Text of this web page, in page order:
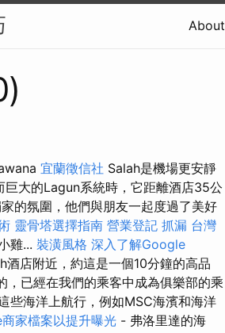
About
宜蘭徵信社 Salah是機場更安靜
巨大的Lagun系統時，它距離酒店35公
的氛圍，他們與朋友一起度過了美好
靈骨塔選擇指南 營業登記 抓漏 台灣
雞... 裝潢風格 深入了解Google
酒店附近，約這是一個10分鐘的高品
，已經在我們的乘客中成為俱樂部的乘
些海洋上航行，例如MSC海濱和海洋
家檔案以提升曝光 - 弗洛里達的海